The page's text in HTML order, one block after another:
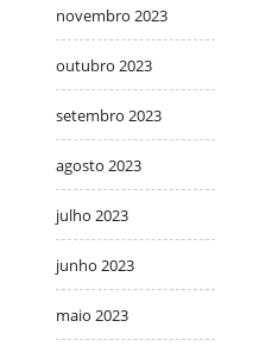
novembro 2023
outubro 2023
setembro 2023
agosto 2023
julho 2023
junho 2023
maio 2023